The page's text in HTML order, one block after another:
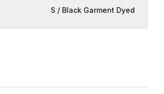
S / Black Garment Dyed